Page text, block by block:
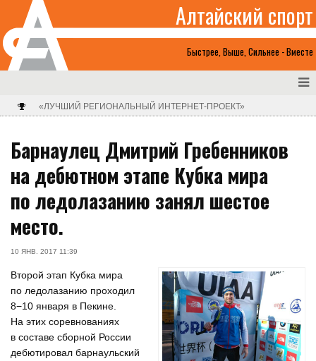
Быстрее, Выше, Сильнее - Вместе
Алтайский спорт
«ЛУЧШИЙ РЕГИОНАЛЬНЫЙ ИНТЕРНЕТ-ПРОЕКТ»
Барнаулец Дмитрий Гребенников
на дебютном этапе Кубка мира
по ледолазанию занял шестое
место.
10 ЯНВ. 2017 11:39
Второй этап Кубка мира
по ледолазанию проходил
8−10 января в Пекине.
На этих соревнованиях
в составе сборной России
дебютировал барнаульский